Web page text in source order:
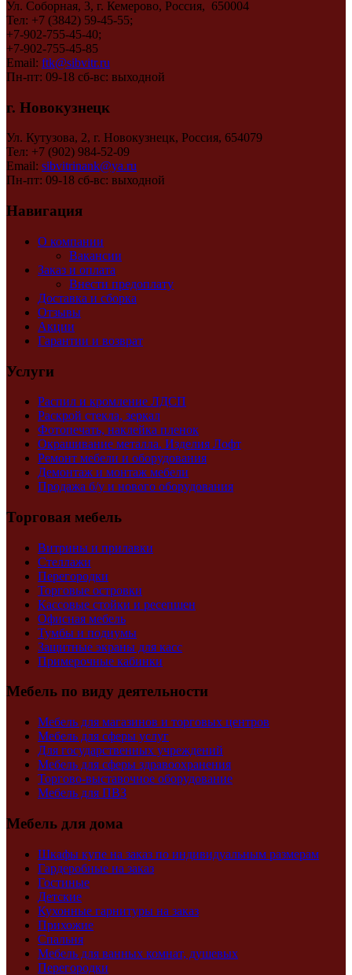
Ул. Соборная, 3, г. Кемерово, Россия, 650004
Тел: +7 (3842) 59-45-55;
+7-902-755-45-40;
+7-902-755-45-85
Email: ftk@sibvitr.ru
Пн-пт: 09-18 сб-вс: выходной
г. Новокузнецк
Ул. Кутузова, 2, г. Новокузнецк, Россия, 654079
Тел: +7 (902) 984-52-09
Email: sibvitrinank@ya.ru
Пн-пт: 09-18 сб-вс: выходной
Навигация
О компании
Вакансии
Заказ и оплата
Внести предоплату
Доставка и сборка
Отзывы
Акции
Гарантии и возврат
Услуги
Распил и кромление ЛДСП
Раскрой стекла, зеркал
Фотопечать, наклейка пленок
Окрашивание металла. Изделия Лофт
Ремонт мебели и оборудования
Демонтаж и монтаж мебели
Продажа б/у и нового оборудования
Торговая мебель
Витрины и прилавки
Стеллажи
Перегородки
Торговые островки
Кассовые стойки и ресепшен
Офисная мебель
Тумбы и подиумы
Защитные экраны для касс
Примерочные кабинки
Мебель по виду деятельности
Мебель для магазинов и торговых центров
Мебель для сферы услуг
Для государственных учреждений
Мебель для сферы здравоохранения
Торгово-выставочное оборудование
Мебель для ПВЗ
Мебель для дома
Шкафы купе на заказ по индивидуальным размерам
Гардеробные на заказ
Гостиные
Детские
Кухонные гарнитуры на заказ
Прихожие
Спальня
Мебель для ванных комнат, душевых
Перегородки